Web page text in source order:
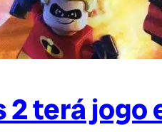
terá jogo